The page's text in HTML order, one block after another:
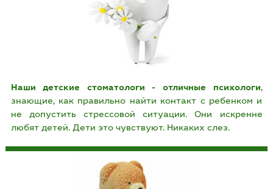
Наши детские стоматологи - отличные психологи,
знающие, как правильно найти контакт с ребенком и
не допустить стрессовой ситуации. Они искренне
любят детей. Дети это чувствуют. Никаких слез.